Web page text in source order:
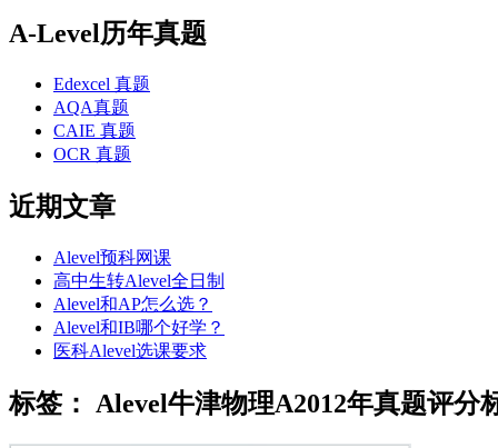
A-Level历年真题
Edexcel 真题
AQA真题
CAIE 真题
OCR 真题
近期文章
Alevel预科网课
高中生转Alevel全日制
Alevel和AP怎么选？
Alevel和IB哪个好学？
医科Alevel选课要求
标签： Alevel牛津物理A2012年真题评分